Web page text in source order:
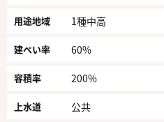
用途地域 1種中高
建ぺい率 60%
容積率 200%
上水道 公共